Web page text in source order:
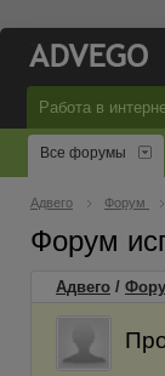
Работа в
Все форумы
Адвего Форум
Форум
Адвего /